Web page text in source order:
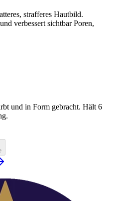
strafferes Hautbild.
verbessert sichtbar Poren,
und in Form gebracht. Hält 6